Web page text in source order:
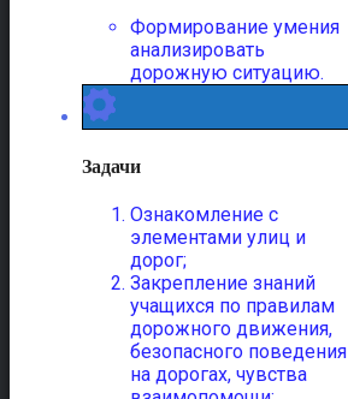
Формирование умения
анализировать
дорожную ситуацию.
Задачи
Ознакомление с
элементами улиц и
дорог;
Закрепление знаний
учащихся по правилам
дорожного движения,
безопасного поведения
на дорогах, чувства